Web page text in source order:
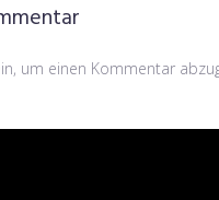
um einen Kommentar